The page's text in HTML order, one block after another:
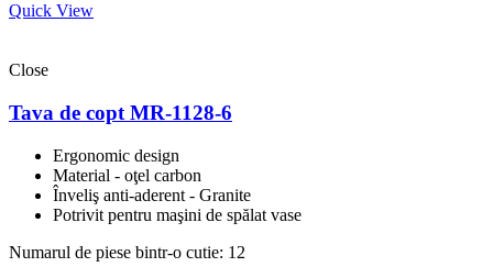
Quick View
Close
Tava de copt MR-1128-6
Ergonomic design
Material - oţel carbon
Înveliş anti-aderent - Granite
Potrivit pentru maşini de spălat vase
Numarul de piese bintr-o cutie: 12